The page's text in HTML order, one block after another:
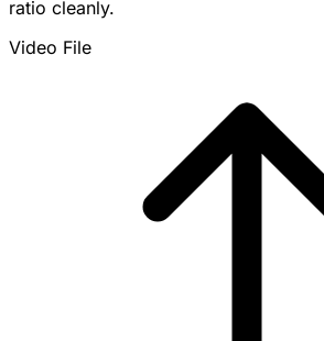
ratio cleanly.
Video File